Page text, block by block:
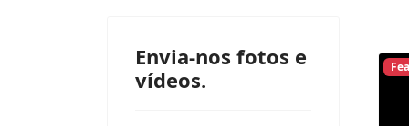
Envia-nos fotos e
vídeos.